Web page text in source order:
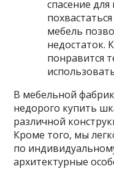
спасение
мебель
недостаток.
понравится
В мебельной
недорого купить
различной
Кроме того, мы
по
архитектурные